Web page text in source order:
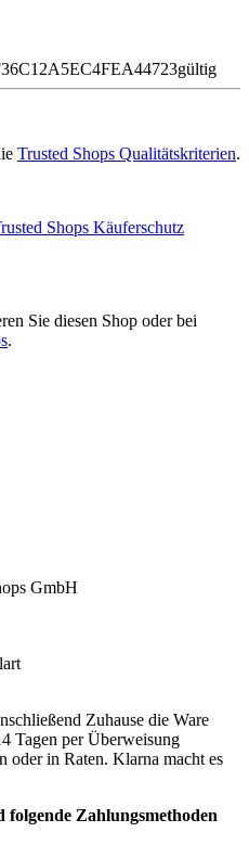
gültig
Trusted Shops Qualitätskriterien.
Shops Käuferschutz
Sie diesen Shop oder bei
.
GmbH
Zuhause die Ware
Tagen per Überweisung
oder in Raten. Klarna macht es
Zahlungsmethoden